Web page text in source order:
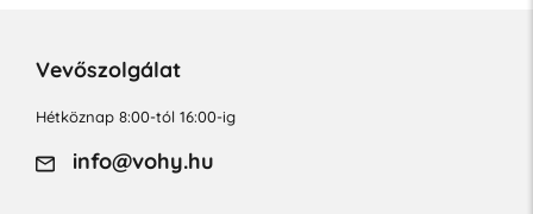
Vevőszolgálat
Hétköznap 8:00-tól 16:00-ig
info@vohy.hu